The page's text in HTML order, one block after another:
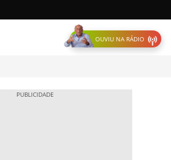
OUVIU NA RÁDIO